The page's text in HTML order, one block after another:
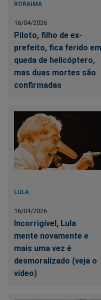
RORAIMA
16/04/2026
Piloto, filho de ex-
prefeito, fica ferido em
queda de helicóptero,
mas duas mortes são
confirmadas
LULA
16/04/2026
Incorrigível, Lula
mente novamente e
mais uma vez é
desmoralizado (veja o
vídeo)